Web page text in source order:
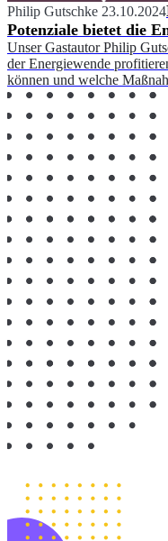
Philip Gutschke 23.10.2024
Potenziale bietet die
Unser Gastautor Philip
der Energiewende
können und welche